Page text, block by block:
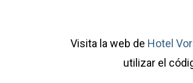
Visita la web de Hotel
utilizar el